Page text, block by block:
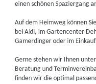
einen schönen Spaziergang
Auf dem Heimweg können
bei Aldi, im Gartencenter
Gamerdinger oder im
Gerne stehen wir Ihnen
Beratung und
finden wir die optimal